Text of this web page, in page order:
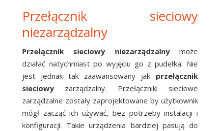
Przełącznik sieciowy
niezarządzalny
Przełącznik sieciowy niezarządzalnymoże
działać natychmiast po wyjęciu go z pudełka. Nie
jest jednak tak zaawansowany jak przełącznik
sieciowyzarządzalny. Przełączniki sieciowe
zarządzalne zostały zaprojektowane by użytkownik
mógł zacząć ich używać, bez potrzeby instalacji i
konfiguracji. Takie urządzenia bardziej pasują do